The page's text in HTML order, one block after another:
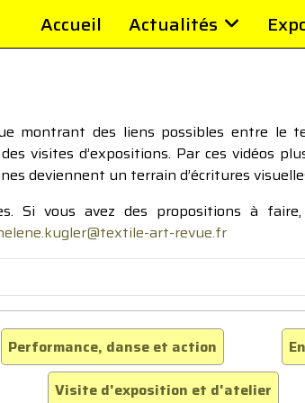
Accueil Actualités
montrant des liens possibles entre
visites d’expositions. Par ces vidéos
deviennent un terrain d’écritures
Si vous avez des propositions à
art-revue.fr
Performance, danse et action
Visite d'exposition et d'atelier